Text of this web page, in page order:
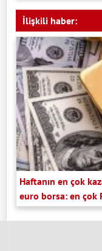
İlişkili haber:
Haftanın en çok
euro borsa: en çok